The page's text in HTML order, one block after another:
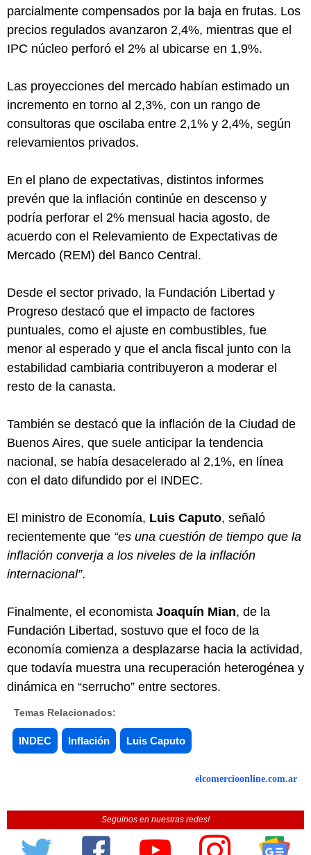
parcialmente compensados por la baja en frutas. Los
precios regulados avanzaron 2,4%, mientras que el
IPC núcleo perforó el 2% al ubicarse en 1,9%.
Las proyecciones del mercado habían estimado un
incremento en torno al 2,3%, con un rango de
consultoras que oscilaba entre 2,1% y 2,4%, según
relevamientos privados.
En el plano de expectativas, distintos informes
prevén que la inflación continúe en descenso y
podría perforar el 2% mensual hacia agosto, de
acuerdo con el Relevamiento de Expectativas de
Mercado (REM) del Banco Central.
Desde el sector privado, la Fundación Libertad y
Progreso destacó que el impacto de factores
puntuales, como el ajuste en combustibles, fue
menor al esperado y que el ancla fiscal junto con la
estabilidad cambiaria contribuyeron a moderar el
resto de la canasta.
También se destacó que la inflación de la Ciudad de
Buenos Aires, que suele anticipar la tendencia
nacional, se había desacelerado al 2,1%, en línea
con el dato difundido por el INDEC.
El ministro de Economía, Luis Caputo, señaló
recientemente que “es una cuestión de tiempo que la
inflación converja a los niveles de la inflación
internacional”.
Finalmente, el economista Joaquín Mian, de la
Fundación Libertad, sostuvo que el foco de la
economía comienza a desplazarse hacia la actividad,
que todavía muestra una recuperación heterogénea y
dinámica en “serrucho” entre sectores.
Temas Relacionados:
INDEC Inflación Luis Caputo
elcomercioonline.com.ar
Seguinos en nuestras redes!